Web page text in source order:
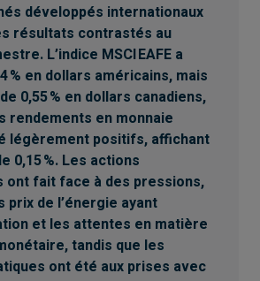
développés internationaux
résultats contrastés au
L’indice MSCI EAFE a
% en dollars américains, mais
0,55 % en dollars canadiens,
rendements en monnaie
légèrement positifs, affichant
0,15 %. Les actions
ont fait face à des pressions,
prix de l’énergie ayant
et les attentes en matière
tandis que les
ont été aux prises avec